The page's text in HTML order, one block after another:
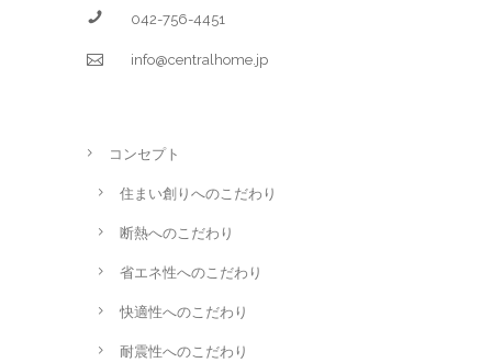
042-756-4451
info@centralhome.jp
コンセプト
住まい創りへのこだわり
断熱へのこだわり
省エネ性へのこだわり
快適性へのこだわり
耐震性へのこだわり